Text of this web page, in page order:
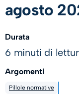
agosto
Durata
6 minuti di
Argomenti
Pillole normative